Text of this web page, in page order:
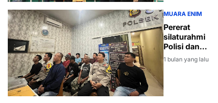
MUARA ENIM
Pererat
silaturahmi
Polisi dan
Masyarakat,
Polsek
1 bulan yang lalu